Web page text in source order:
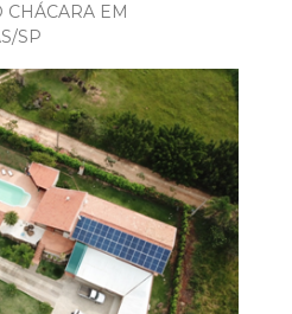
CHÁCARA EM
SP